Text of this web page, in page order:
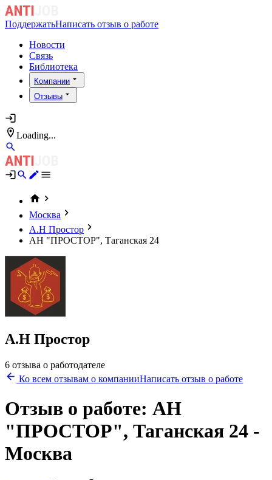
ПоддержатьНаписать отзыв о работе
Новости
Связь
Библиотека
Компании
Отзывы
Loading...
Москва
А.Н Простор
АН "ПРОСТОР", Таганская 24
А.Н Простор
6 отзыва о работодателе
Ко всем отзывам о компанииНаписать отзыв о работе
Отзыв о работе: АН
"ПРОСТОР", Таганская 24 -
Москва